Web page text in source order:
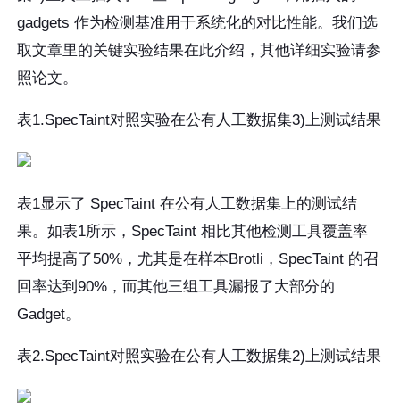
gadgets 作为检测基准用于系统化的对比性能。我们选
取文章里的关键实验结果在此介绍，其他详细实验请参
照论文。
表1.SpecTaint对照实验在公有人工数据集3)上测试结果
表1显示了 SpecTaint 在公有人工数据集上的测试结
果。如表1所示，SpecTaint 相比其他检测工具覆盖率
平均提高了50%，尤其是在样本Brotli，SpecTaint 的召
回率达到90%，而其他三组工具漏报了大部分的
Gadget。
表2.SpecTaint对照实验在公有人工数据集2)上测试结果